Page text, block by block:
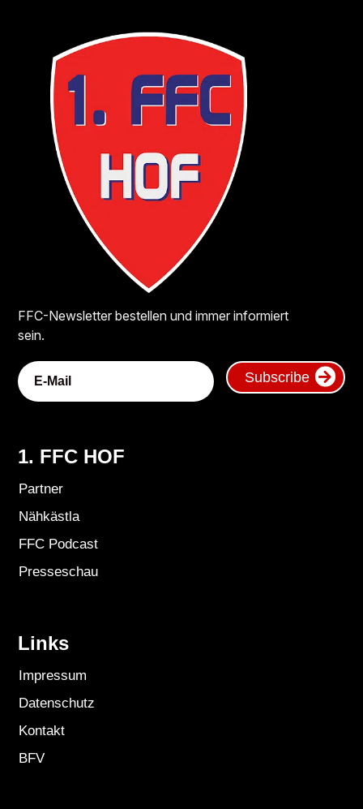
FFC-Newsletter bestellen und immer informiert
sein.
Subscribe
1. FFC HOF
Partner
Nähkästla
FFC Podcast
Presseschau
Links
Impressum
Datenschutz
Kontakt
BFV